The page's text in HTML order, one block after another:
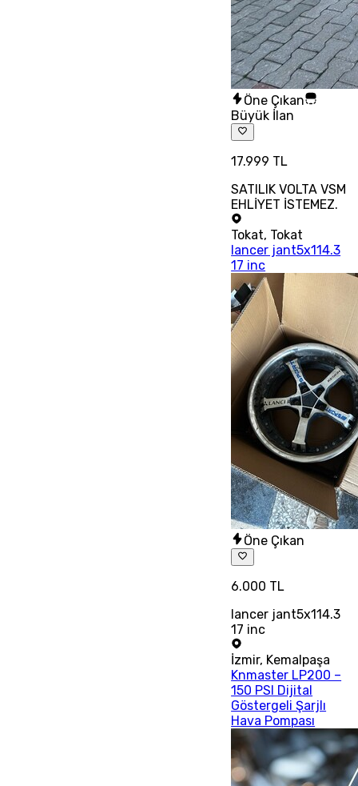
Öne Çıkan
Büyük İlan
17.999 TL
SATILIK VOLTA VSM
EHLİYET İSTEMEZ.
Tokat, Tokat
lancer jant5x114.3
17 inc
Öne Çıkan
6.000 TL
lancer jant5x114.3
17 inc
İzmir, Kemalpaşa
Knmaster LP200 –
150 PSI Dijital
Göstergeli Şarjlı
Hava Pompası